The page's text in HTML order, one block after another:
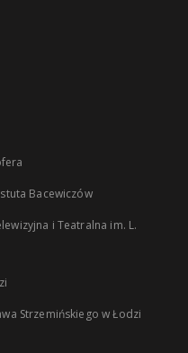
Bacewiczów
i Teatralna im. L.
Strzemińskiego w Łodzi